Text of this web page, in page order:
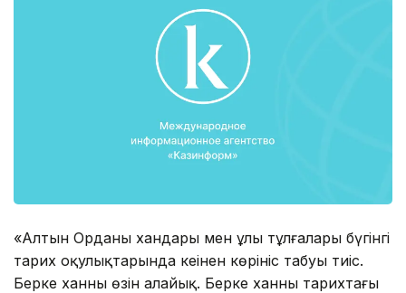
«Алтын Орданың хандары мен ұлы тұлғалары бүгiнгi
тарих оқулықтарында кеңiнен көрiнiс табуы тиiс.
Берке ханның өзiн алайық. Берке ханның тарихтағы